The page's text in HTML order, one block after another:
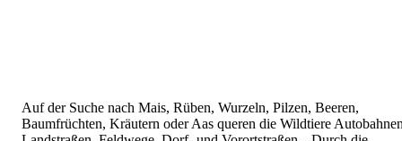
Auf der Suche nach Mais, Rüben, Wurzeln, Pilzen, Beeren,
Baumfrüchten, Kräutern oder Aas queren die Wildtiere